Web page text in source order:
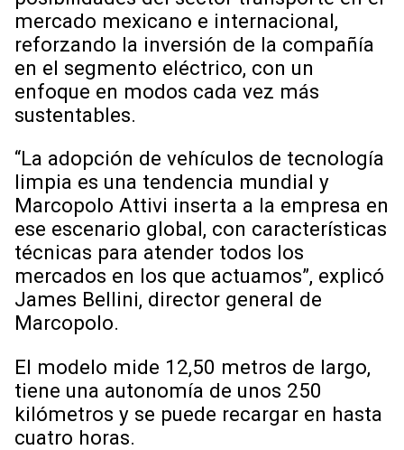
mercado mexicano e internacional,
reforzando la inversión de la compañía
en el segmento eléctrico, con un
enfoque en modos cada vez más
sustentables.
“La adopción de vehículos de tecnología
limpia es una tendencia mundial y
Marcopolo Attivi inserta a la empresa en
ese escenario global, con características
técnicas para atender todos los
mercados en los que actuamos”, explicó
James Bellini, director general de
Marcopolo.
El modelo mide 12,50 metros de largo,
tiene una autonomía de unos 250
kilómetros y se puede recargar en hasta
cuatro horas.